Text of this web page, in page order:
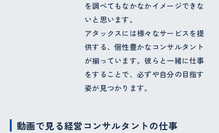
を調べてもなかなかイメージできな
いと思います。
アタックスには様々なサービスを提
供する、個性豊かなコンサルタント
が揃っています。彼らと一緒に仕事
をすることで、必ずや自分の目指す
姿が見つかります。
動画で見る経営コンサルタントの仕事